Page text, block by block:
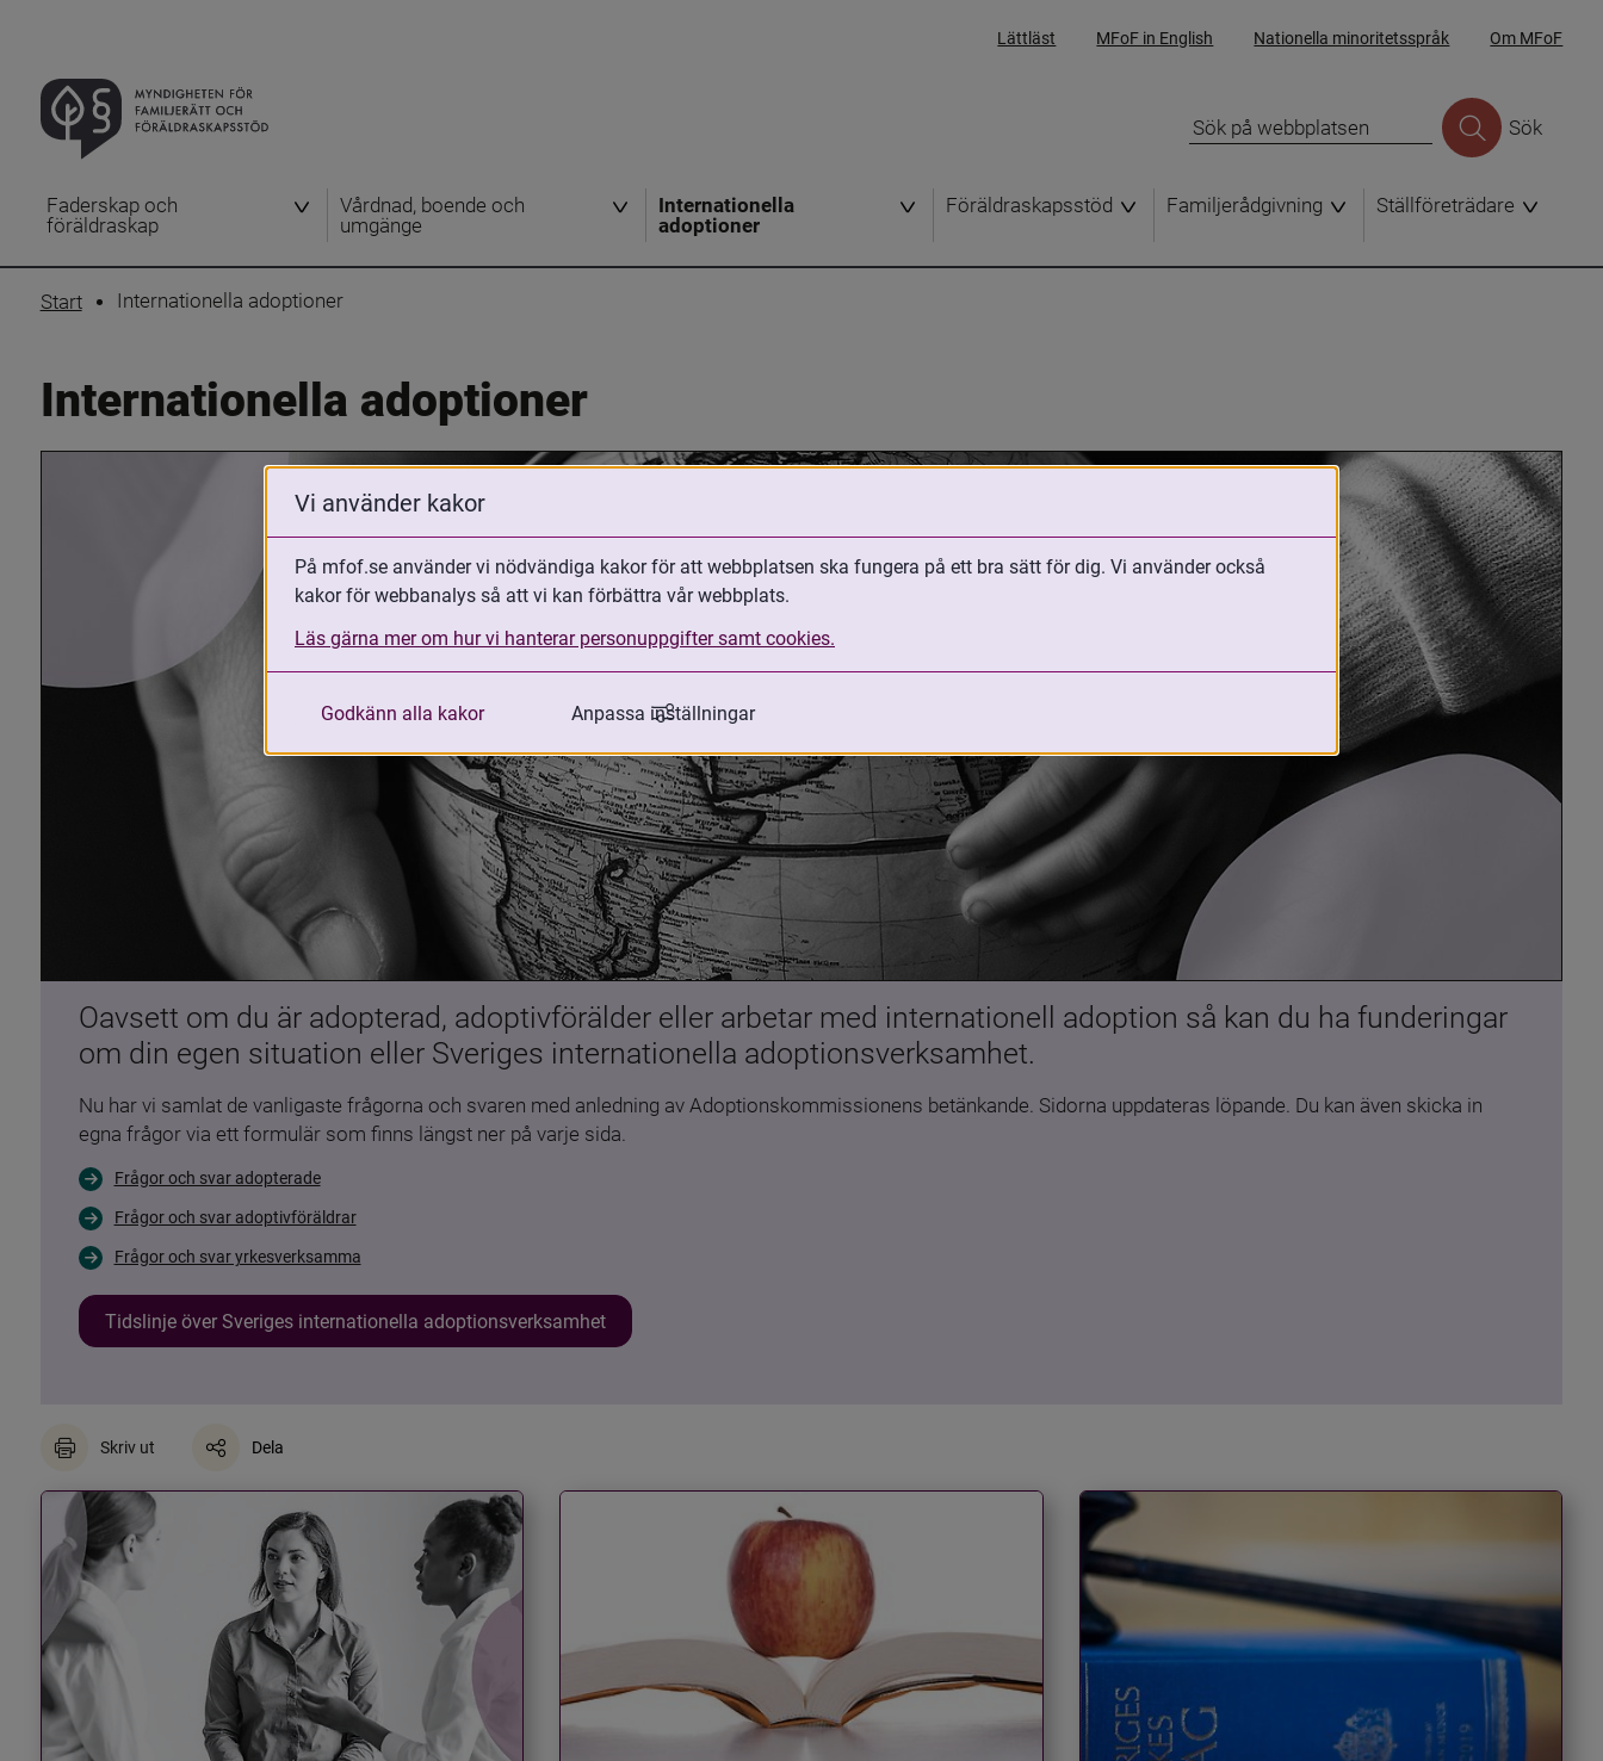
Lättläst MFoF in English Nationella minoritetsspråk Om MFoF
Sök
Faderskap och
föräldraskap
Vårdnad, boende och
umgänge
Internationella
adoptioner
Föräldraskapsstöd Familjerådgivning Ställföreträdare
Start Internationella adoptioner
Internationella adoptioner
Oavsett om du är adopterad, adoptivförälder eller arbetar med internationell adoption så kan du ha funderingar
om din egen situation eller Sveriges internationella adoptionsverksamhet.
Nu har vi samlat de vanligaste frågorna och svaren med anledning av Adoptionskommissionens betänkande. Sidorna uppdateras löpande. Du kan även skicka in
egna frågor via ett formulär som finns längst ner på varje sida.
Frågor och svar adopterade
Frågor och svar adoptivföräldrar
Frågor och svar yrkesverksamma
Tidslinje över Sveriges internationella adoptionsverksamhet
Skriv ut Dela
Vi använder kakor
På mfof.se använder vi nödvändiga kakor för att webbplatsen ska fungera på ett bra sätt för dig. Vi använder också
kakor för webbanalys så att vi kan förbättra vår webbplats.
Läs gärna mer om hur vi hanterar personuppgifter samt cookies.
Godkänn alla kakor Anpassa inställningar